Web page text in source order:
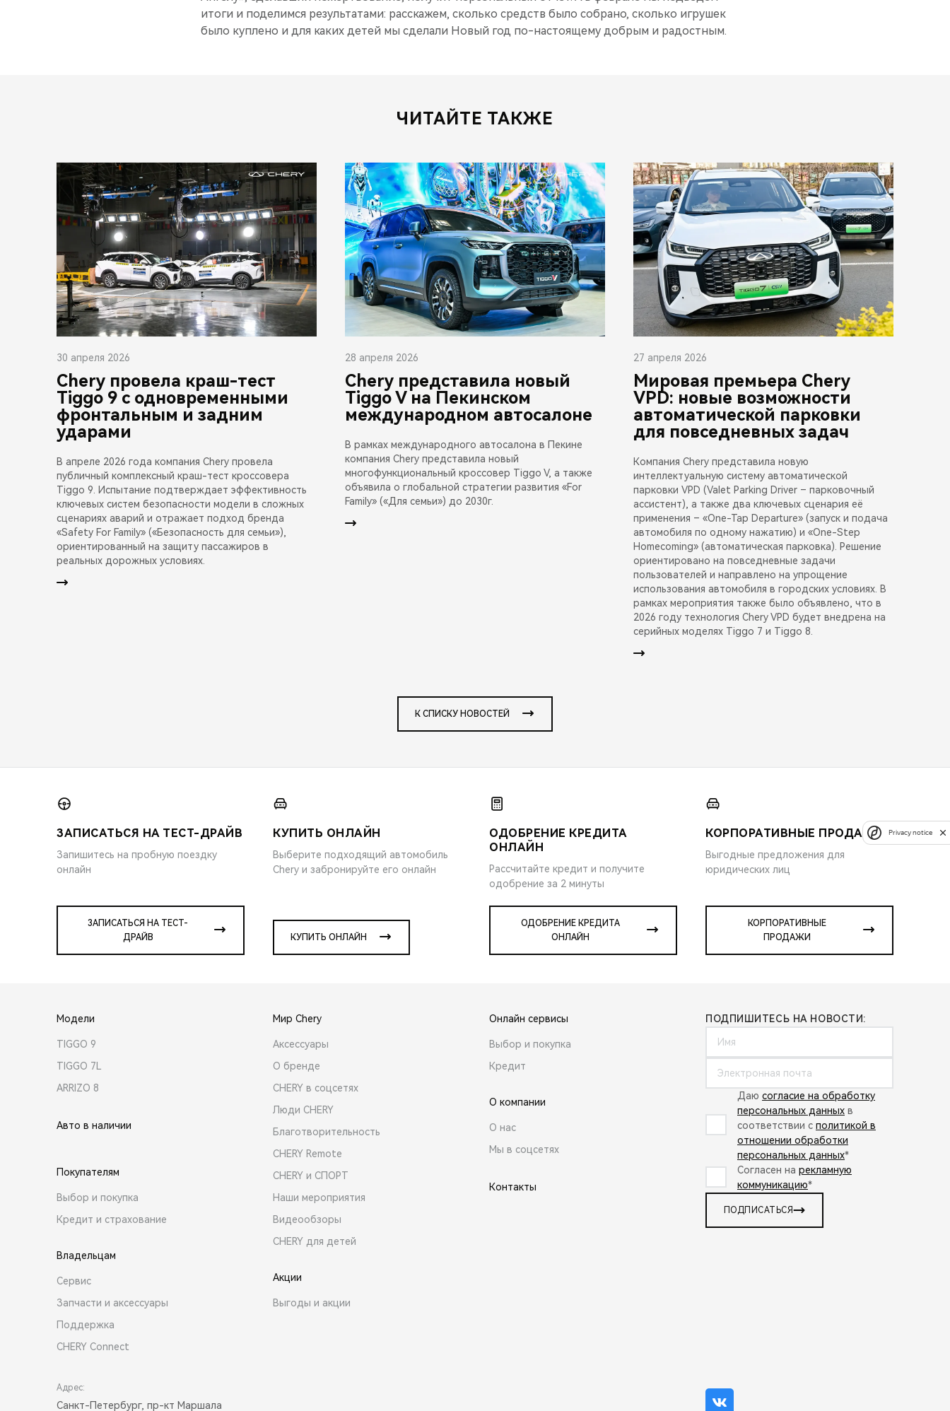
итоги и поделимся результатами: расскажем, сколько средств было собрано, сколько игрушек
было куплено и для каких детей мы сделали Новый год по-настоящему добрым и радостным.
ЧИТАЙТЕ ТАКЖЕ
30 апреля 2026
Chery провела краш-тест
Tiggo 9 с одновременными
фронтальным и задним
ударами
В апреле 2026 года компания Chery провела
публичный комплексный краш-тест кроссовера
Tiggo 9. Испытание подтверждает эффективность
ключевых систем безопасности модели в сложных
сценариях аварий и отражает подход бренда
«Safety For Family» («Безопасность для семьи»),
ориентированный на защиту пассажиров в
реальных дорожных условиях.
28 апреля 2026
Chery представила новый
Tiggo V на Пекинском
международном автосалоне
В рамках международного автосалона в Пекине
компания Chery представила новый
многофункциональный кроссовер Tiggo V, а также
объявила о глобальной стратегии развития «For
Family» («Для семьи») до 2030г.
27 апреля 2026
Мировая премьера Chery
VPD: новые возможности
автоматической парковки
для повседневных задач
Компания Chery представила новую
интеллектуальную систему автоматической
парковки VPD (Valet Parking Driver – парковочный
ассистент), а также два ключевых сценария её
применения – «One-Tap Departure» (запуск и подача
автомобиля по одному нажатию) и «One-Step
Homecoming» (автоматическая парковка). Решение
ориентировано на повседневные задачи
пользователей и направлено на упрощение
использования автомобиля в городских условиях. В
рамках мероприятия также было объявлено, что в
2026 году технология Chery VPD будет внедрена на
серийных моделях Tiggo 7 и Tiggo 8.
К СПИСКУ НОВОСТЕЙ
ЗАПИСАТЬСЯ НА ТЕСТ-ДРАЙВ
Запишитесь на пробную поездку
онлайн
ЗАПИСАТЬСЯ НА ТЕСТ-
ДРАЙВ
КУПИТЬ ОНЛАЙН
Выберите подходящий автомобиль
Chery и забронируйте его онлайн
КУПИТЬ ОНЛАЙН
ОДОБРЕНИЕ КРЕДИТА
ОНЛАЙН
Рассчитайте кредит и получите
одобрение за 2 минуты
ОДОБРЕНИЕ КРЕДИТА
ОНЛАЙН
КОРПОРАТИВНЫЕ ПРОДАЖИ
Выгодные предложения для
юридических лиц
КОРПОРАТИВНЫЕ
ПРОДАЖИ
Модели
TIGGO 9
TIGGO 7L
ARRIZO 8
Авто в наличии
Покупателям
Выбор и покупка
Кредит и страхование
Владельцам
Сервис
Запчасти и аксессуары
Поддержка
CHERY Connect
Мир Chery
Аксессуары
О бренде
CHERY в соцсетях
Люди CHERY
Благотворительность
CHERY Remote
CHERY и СПОРТ
Наши мероприятия
Видеообзоры
CHERY для детей
Акции
Выгоды и акции
Онлайн сервисы
Выбор и покупка
Кредит
О компании
О нас
Мы в соцсетях
Контакты
ПОДПИШИТЕСЬ НА НОВОСТИ:
Даю согласие на обработку
персональных данных в
соответствии с политикой в
отношении обработки
персональных данных*
Согласен на рекламную
коммуникацию*
ПОДПИСАТЬСЯ
Адрес:
Санкт-Петербург, пр-кт Маршала
Privacy notice